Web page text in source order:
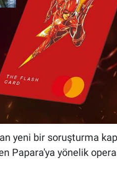
yeni bir soruşturma
Papara'ya yönelik